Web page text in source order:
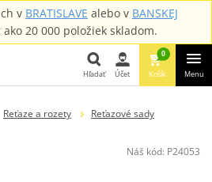
v BRATISLAVE alebo v BANSKEJ
ako 20 000 položiek skladom.
Hľadať
Hľadať Účet
0
Košík Menu
Reťaze a rozety
Reťazové sady
Náš kód: P24053